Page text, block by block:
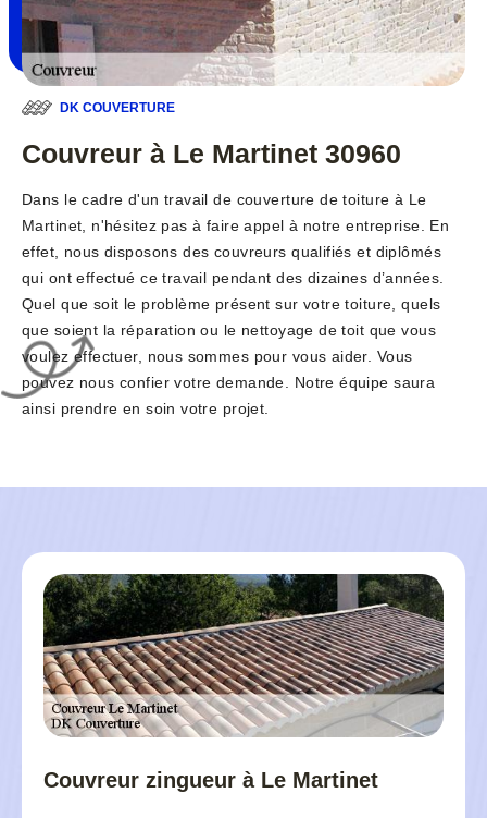
DK COUVERTURE
Couvreur à Le Martinet 30960
Dans le cadre d'un travail de couverture de toiture à Le
Martinet, n'hésitez pas à faire appel à notre entreprise. En
effet, nous disposons des couvreurs qualifiés et diplômés
qui ont effectué ce travail pendant des dizaines d’années.
Quel que soit le problème présent sur votre toiture, quels
que soient la réparation ou le nettoyage de toit que vous
voulez effectuer, nous sommes pour vous aider. Vous
pouvez nous confier votre demande. Notre équipe saura
ainsi prendre en soin votre projet.
Couvreur zingueur à Le Martinet